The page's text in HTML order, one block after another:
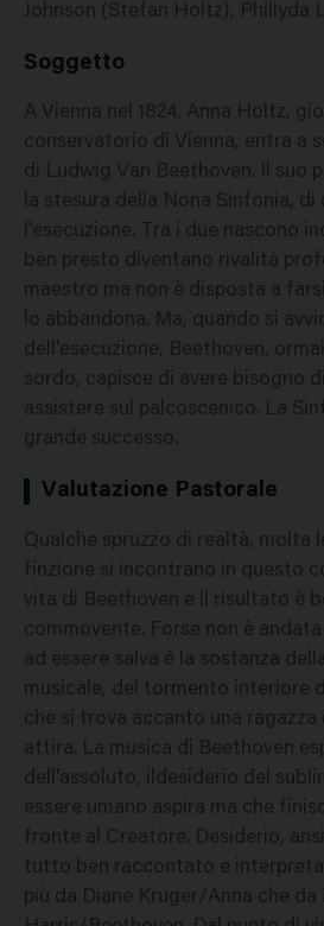
Johnson (Stefan Holtz), Phillyda
Soggetto
A Vienna nel 1824, Anna Holtz,
conservatorio di Vienna, entra a
di Ludwig Van Beethoven. Il suo
la stesura della Nona Sinfonia, di
l'esecuzione. Tra i due nascono
ben presto diventano rivalità
maestro ma non è disposta a
lo abbandona. Ma, quando si
dell'esecuzione, Beethoven,
sordo, capisce di avere bisogno
assistere sul palcoscenico. La
grande successo.
Valutazione Pastorale
Qualche spruzzo di realtà, molta
finzione si incontrano in questo
vita di Beethoven e il risultato è
commovente. Forse non è
ad essere salva é la sostanza
musicale, del tormento interiore
che si trova accanto una ragazza
attira. La musica di Beethoven
dell'assoluto, ildesiderio del
essere umano aspira ma che
fronte al Creatore. Desiderio,
tutto ben raccontato e
più da Diane Kruger/Anna che da